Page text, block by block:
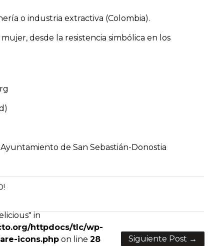
o industria extractiva (Colombia).
desde la resistencia simbólica en los
de San Sebastián-Donostia
in
httpdocs/tlc/wp-
icons.php on line 28 Siguiente Post →